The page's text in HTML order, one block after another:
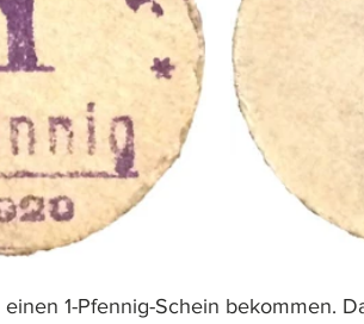
1-Pfennig-Schein bekommen.